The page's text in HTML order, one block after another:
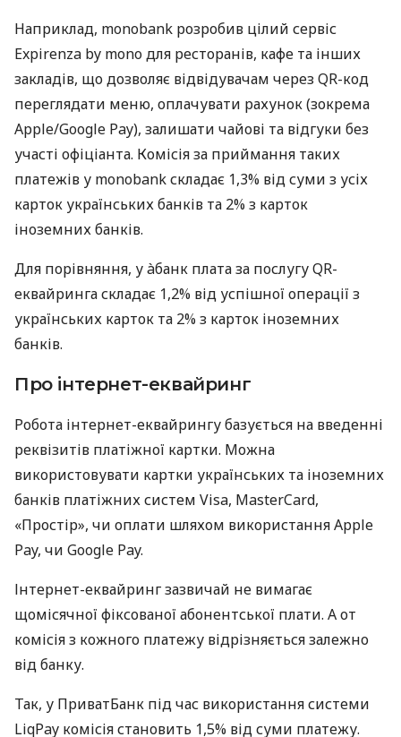
Наприклад, monobank розробив цілий сервіс
Expirenza by mono для ресторанів, кафе та інших
закладів, що дозволяє відвідувачам через QR-код
переглядати меню, оплачувати рахунок (зокрема
Apple/Google Pay), залишати чайові та відгуки без
участі офіціанта. Комісія за приймання таких
платежів у monobank складає 1,3% від суми з усіх
карток українських банків та 2% з карток
іноземних банків.
Для порівняння, у àбанк плата за послугу QR-
еквайринга складає 1,2% від успішної операції з
українських карток та 2% з карток іноземних
банків.
Про інтернет-еквайринг
Робота інтернет-еквайрингу базується на введенні
реквізитів платіжної картки. Можна
використовувати картки українських та іноземних
банків платіжних систем Visa, MasterCard,
«Простір», чи оплати шляхом використання Apple
Pay, чи Google Pay.
Інтернет-еквайринг зазвичай не вимагає
щомісячної фіксованої абонентської плати. А от
комісія з кожного платежу відрізняється залежно
від банку.
Так, у ПриватБанк під час використання системи
LiqPay комісія становить 1,5% від суми платежу.